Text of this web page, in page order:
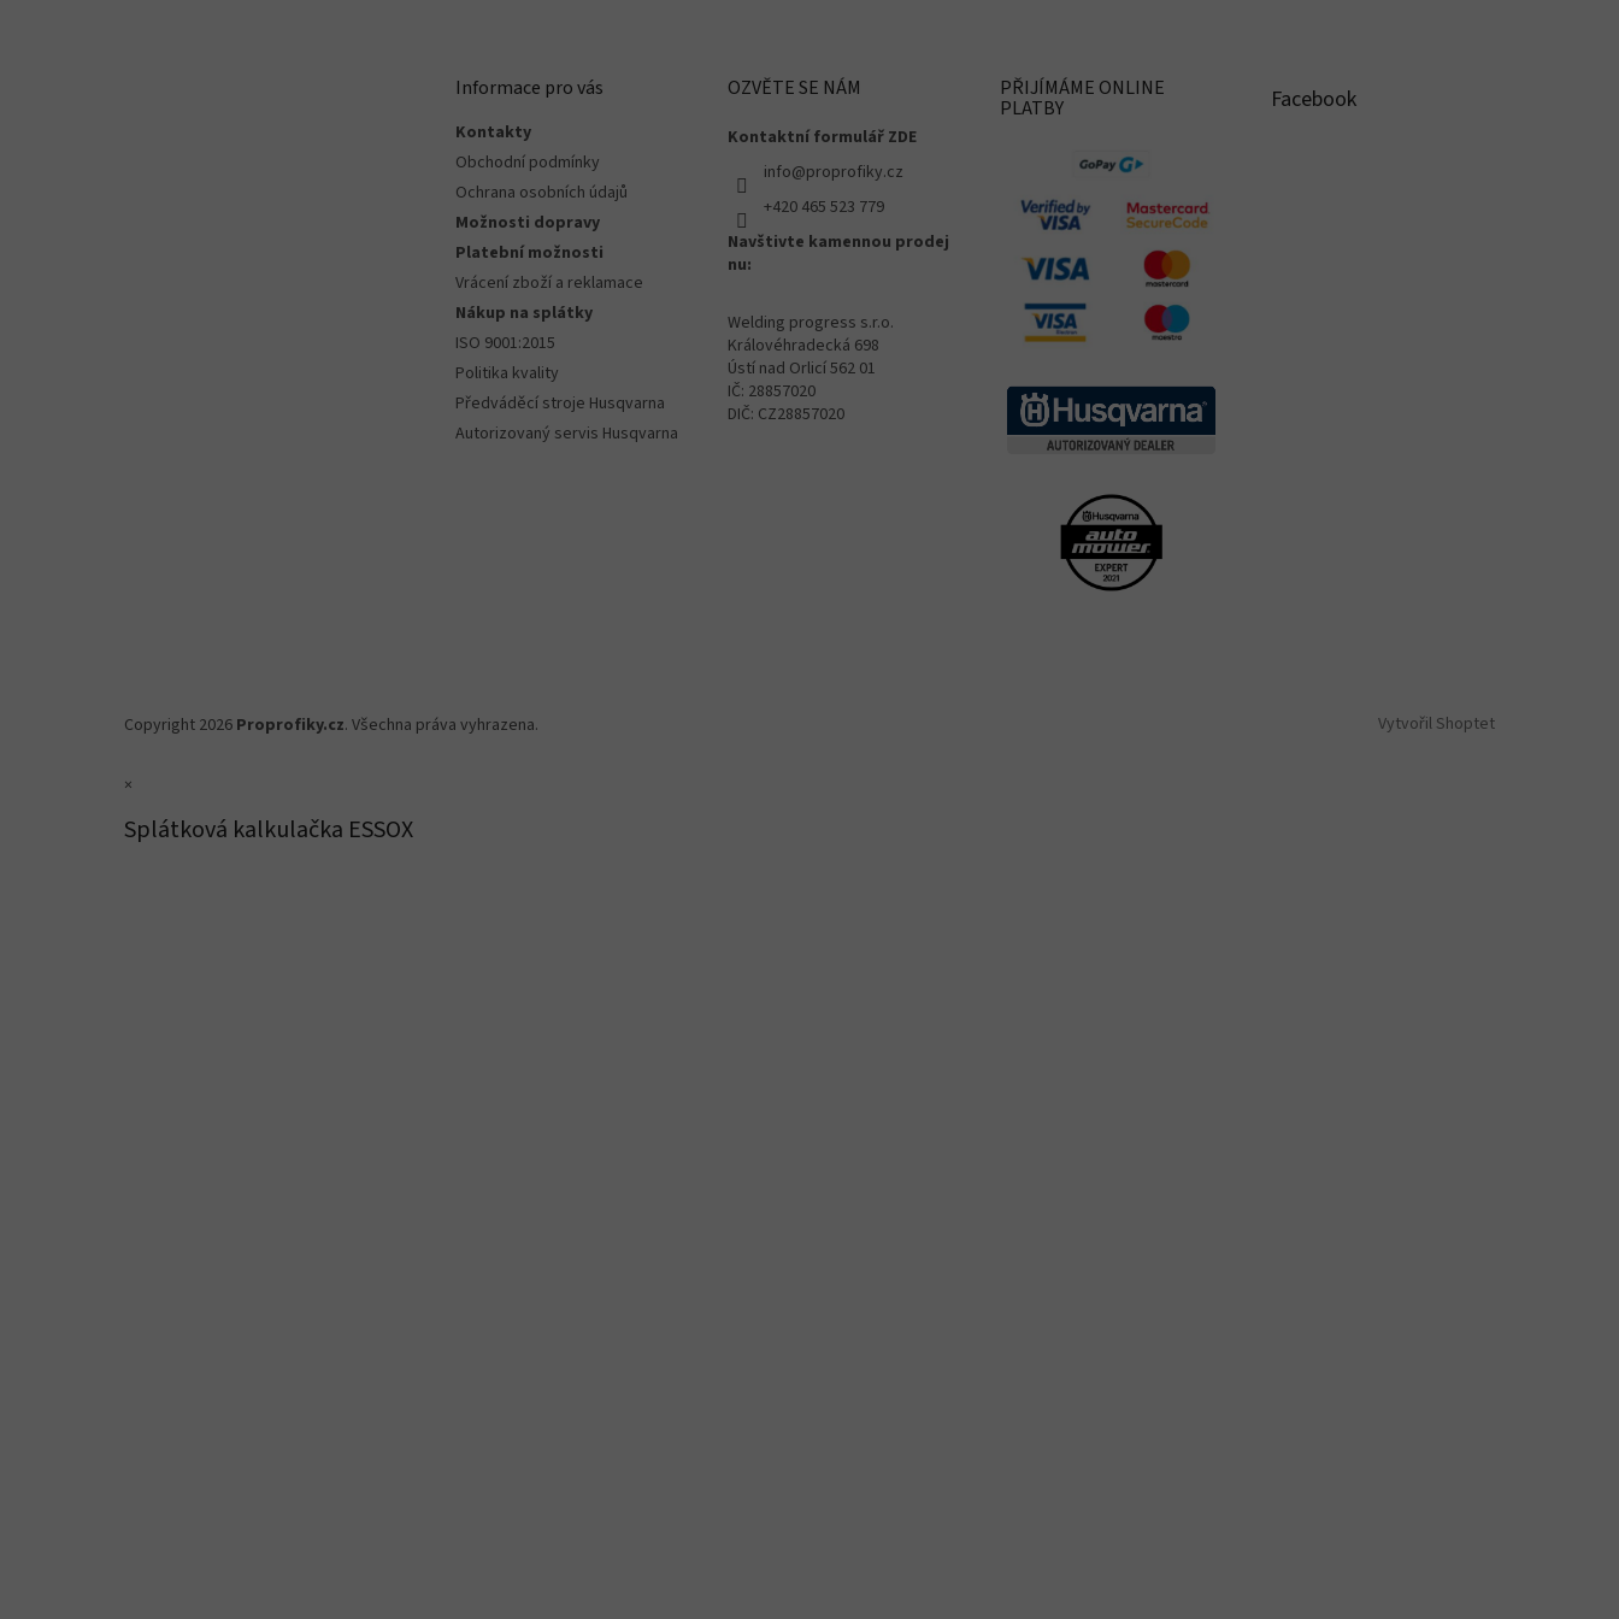
Informace pro vás
Kontakty
Obchodní podmínky
Ochrana osobních údajů
Možnosti dopravy
Platební možnosti
Vrácení zboží a reklamace
Nákup na splátky
ISO 9001:2015
Politika kvality
Předváděcí stroje Husqvarna
Autorizovaný servis Husqvarna
OZVĚTE SE NÁM
Kontaktní formulář ZDE
info@proprofiky.cz
+420 465 523 779
Navštivte kamennou prodej
nu:
Welding progress s.r.o.
Královéhradecká 698
Ústí nad Orlicí 562 01
IČ: 28857020
DIČ: CZ28857020
PŘIJÍMÁME ONLINE
PLATBY Facebook
Vytvořil Shoptet
Copyright 2026 Proprofiky.cz. Všechna práva vyhrazena.
×
Splátková kalkulačka ESSOX